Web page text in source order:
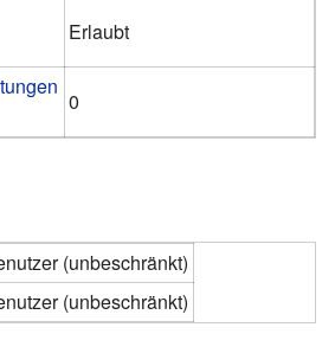
Erlaubt
0
(unbeschränkt)
(unbeschränkt)